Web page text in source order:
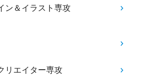
ン＆イラスト専攻
リエイター専攻